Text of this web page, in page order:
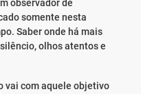
observador de
somente nesta
Saber onde há mais
olhos atentos e
vai com aquele objetivo